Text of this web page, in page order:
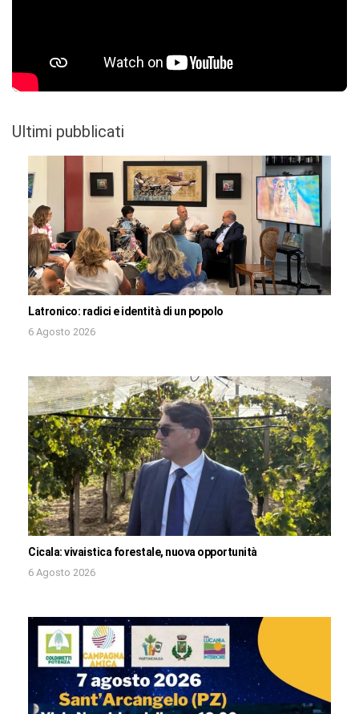
Ultimi pubblicati
Latronico: radici e identità di un popolo
6 Agosto 2026
Cicala: vivaistica forestale, nuova opportunità
6 Agosto 2026